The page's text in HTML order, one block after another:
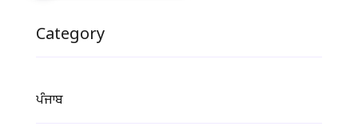
Category
ਪੰਜਾਬ